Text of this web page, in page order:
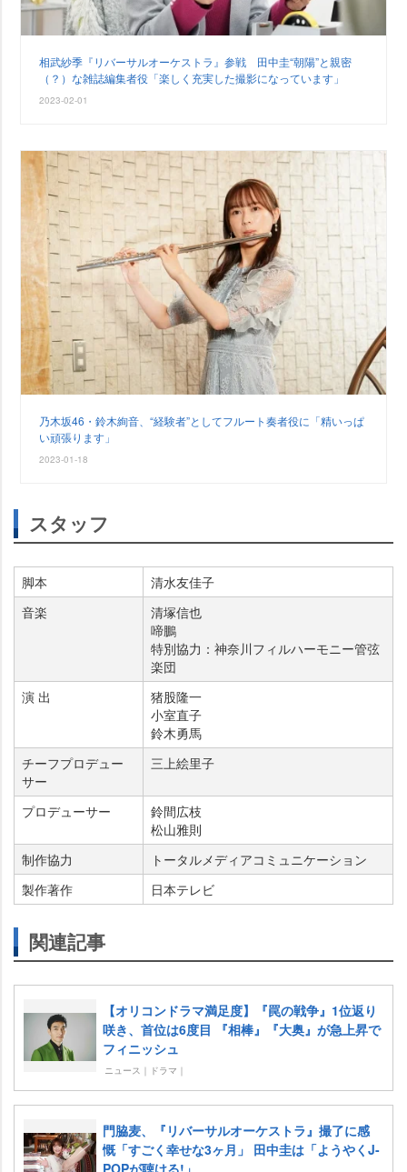
相武紗季『リバーサルオーケストラ』参戦 田中圭“朝陽”と親密
（？）な雑誌編集者役「楽しく充実した撮影になっています」
2023-02-01
乃木坂46・鈴木絢音、“経験者”としてフルート奏者役に「精いっぱ
い頑張ります」
2023-01-18
スタッフ
脚本
清水友佳子
音楽
清塚信也
啼鵬
特別協力：神奈川フィルハーモニー管弦
楽団
演 出
猪股隆一
小室直子
鈴木勇馬
チーフプロデュー
サー
三上絵里子
プロデューサー
鈴間広枝
松山雅則
制作協力
トータルメディアコミュニケーション
製作著作
日本テレビ
関連記事
【オリコンドラマ満足度】『罠の戦争』1位返り
咲き、首位は6度目 『相棒』『大奥』が急上昇で
フィニッシュ
ニュース｜ドラマ｜
門脇麦、『リバーサルオーケストラ』撮了に感
慨「すごく幸せな3ヶ月」 田中圭は「ようやくJ-
POPが聴ける!」